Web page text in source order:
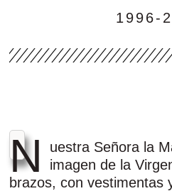
1996-
N
uestra Señora la
imagen de la
brazos, con vestimentas